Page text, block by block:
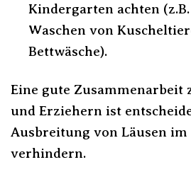
Kindergarten achten
Waschen von
Bettwäsche).
Eine gute Zusammenarbeit
und Erziehern ist
Ausbreitung von Läusen
verhindern.